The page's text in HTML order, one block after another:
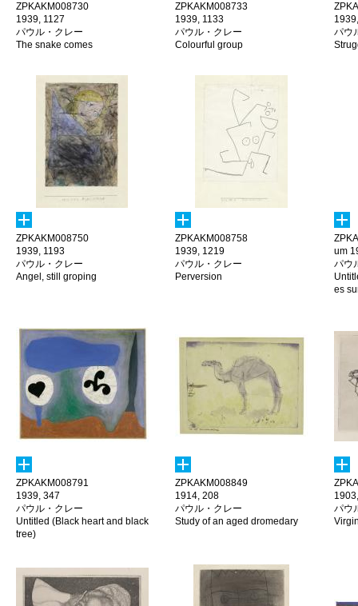
ZPKAKM008730
1939, 1127
パウル・クレー
The snake comes
ZPKAKM008733
1939, 1133
パウル・クレー
Colourful group
パウ
ZPKAKM008750
1939, 1193
パウル・クレー
Angel, still groping
ZPKAKM008758
1939, 1219
パウル・クレー
Perversion
um
パウ
es
ZPKAKM008791
1939, 347
パウル・クレー
Untitled (Black heart and black
tree)
ZPKAKM008849
1914, 208
パウル・クレー
Study of an aged dromedary
パウ